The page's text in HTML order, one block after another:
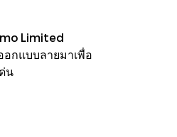
Limited
กแบบลายมาเพื่อ
น